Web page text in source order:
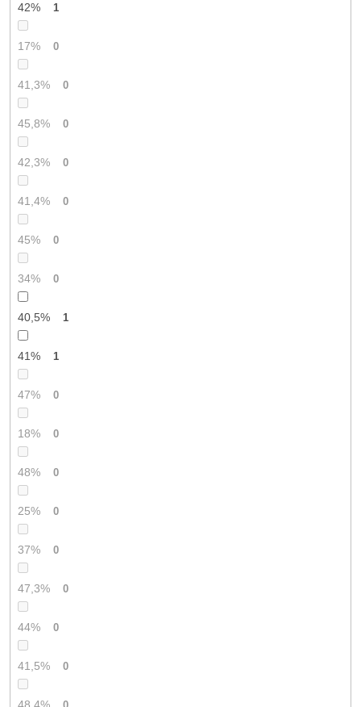
42% 1
17% 0
41,3% 0
45,8% 0
42,3% 0
41,4% 0
45% 0
34% 0
40,5% 1
41% 1
47% 0
18% 0
48% 0
25% 0
37% 0
47,3% 0
44% 0
41,5% 0